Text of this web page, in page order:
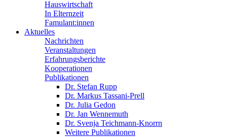
Hauswirtschaft
In Elternzeit
Famulant:innen
Aktuelles
Nachrichten
Veranstaltungen
Erfahrungsberichte
Kooperationen
Publikationen
Dr. Stefan Rupp
Dr. Markus Tassani-Prell
Dr. Julia Gedon
Dr. Jan Wennemuth
Dr. Svenja Teichmann-Knorrn
Weitere Publikationen